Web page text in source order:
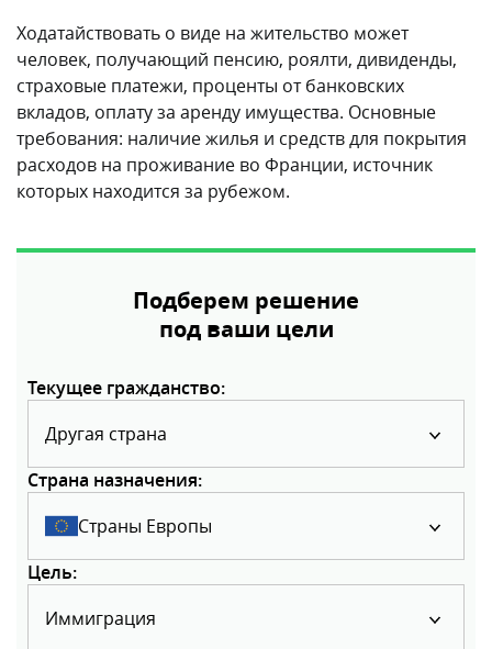
Ходатайствовать о виде на жительство может
человек, получающий пенсию, роялти, дивиденды,
страховые платежи, проценты от банковских
вкладов, оплату за аренду имущества. Основные
требования: наличие жилья и средств для покрытия
расходов на проживание во Франции, источник
которых находится за рубежом.
Подберем решение
под ваши цели
Текущее гражданство:
Другая страна
Страна назначения:
Страны Европы
Цель:
Иммиграция